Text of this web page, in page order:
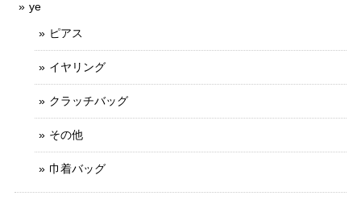
ye
ピアス
イヤリング
クラッチバッグ
その他
巾着バッグ